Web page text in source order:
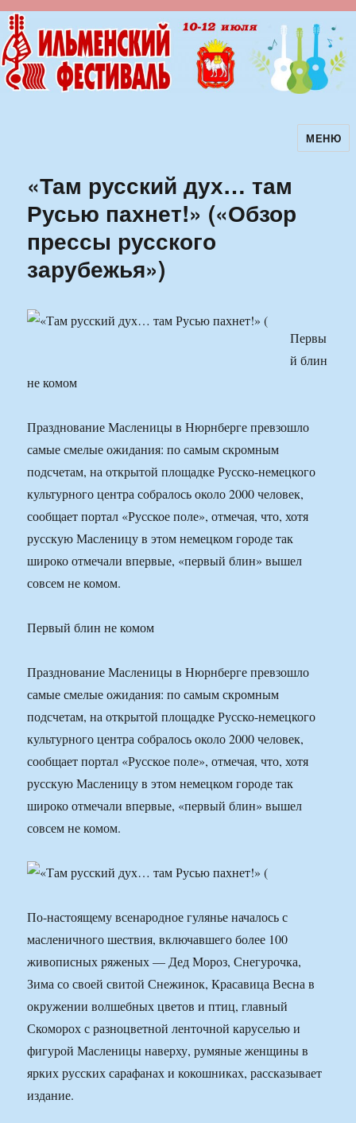
Ильменский фестиваль авторскойМЕНЮ
«Там русский дух… там
Русью пахнет!» («Обзор
прессы русского
зарубежья»)
Первы
й блин
не комом
Празднование Масленицы в Нюрнберге превзошло
самые смелые ожидания: по самым скромным
подсчетам, на открытой площадке Русско-немецкого
культурного центра собралось около 2000 человек,
сообщает портал «Русское поле», отмечая, что, хотя
русскую Масленицу в этом немецком городе так
широко отмечали впервые, «первый блин» вышел
совсем не комом.
Первый блин не комом
Празднование Масленицы в Нюрнберге превзошло
самые смелые ожидания: по самым скромным
подсчетам, на открытой площадке Русско-немецкого
культурного центра собралось около 2000 человек,
сообщает портал «Русское поле», отмечая, что, хотя
русскую Масленицу в этом немецком городе так
широко отмечали впервые, «первый блин» вышел
совсем не комом.
По-настоящему всенародное гулянье началось с
масленичного шествия, включавшего более 100
живописных ряженых — Дед Мороз, Снегурочка,
Зима со своей свитой Снежинок, Красавица Весна в
окружении волшебных цветов и птиц, главный
Скоморох с разноцветной ленточной каруселью и
фигурой Масленицы наверху, румяные женщины в
ярких русских сарафанах и кокошниках, рассказывает
издание.